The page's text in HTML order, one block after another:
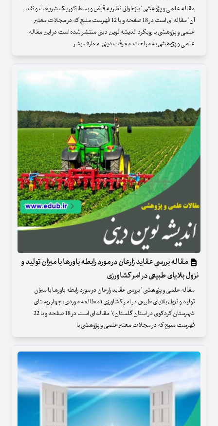
مقاله علمی و پژوهشی " بازخوانی نظریه قبض و بسط تئوریک شریعت و نقد
آن" مقاله ای است در 18 صفحه و با 12 فهرست منبع که در مجلات معتبر
علمی و پژوهشی با رویکرد اندیشه نوین دینی منتشر شده است در این مقاله
علمی و پژوهشی به مباحث معرفت دینی، معارف بشر
مقاله بررسی عقاید زارعان در مورد رابطه باورها با میزان تولید و
نزول بلایای طبیعی در امر کشاورزی
مقاله علمی و پژوهشی " بررسی عقاید زارعان در مورد رابطه باورها با میزان
تولید و نزول بلایای طبیعی در امر کشاورزی (مطالعه موردی: چهار روستای
شهرستان کردکوی در استان گلستان)" مقاله ای است در 18 صفحه و با 22
فهرست منبع که در مجلات معتبر علمی و پژوهشی با